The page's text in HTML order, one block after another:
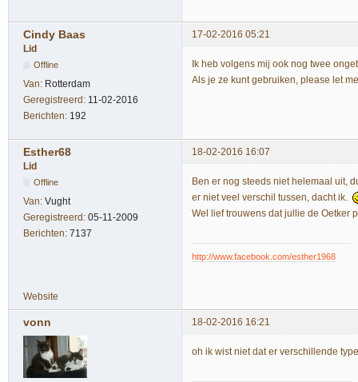
Cindy Baas
17-02-2016 05:21
Lid
Offline
Van: Rotterdam
Geregistreerd: 11-02-2016
Berichten: 192
Ik heb volgens mij ook nog twee
Als je ze kunt gebruiken, please let
Esther68
18-02-2016 16:07
Lid
Offline
Van: Vught
Geregistreerd: 05-11-2009
Berichten: 7137
Ben er nog steeds niet helemaal uit,
er niet veel verschil tussen, dacht ik.
Wel lief trouwens dat jullie de
http://www.facebook.com/esther1968
Website
vonn 18-02-2016 16:21
oh ik wist niet dat er verschillende